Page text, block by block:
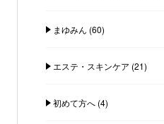
まゆみん (60)
エステ・スキンケア (21)
初めて方へ(4)